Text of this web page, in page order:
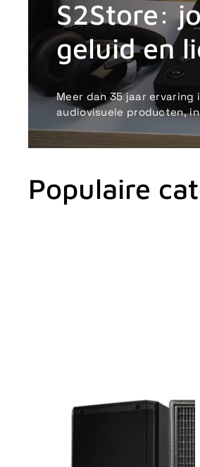
S2Store:
geluid en
Meer dan 35 jaar ervaring
audiovisuele producten,
Populaire